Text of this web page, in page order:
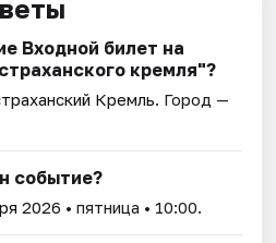
Входной билет на
кремля"?
Кремль. Город —
событие?
2026 • пятница • 10:00.